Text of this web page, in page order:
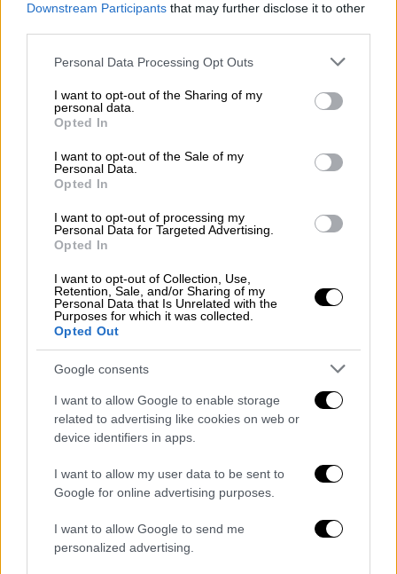
Downstream Participants that may further disclose it to other
Please note that this website/app uses one or more Google
not limited to your visit or usage behaviour. You may click to
grant or deny consent to Google and its third-party tags to
use your data for below specified purposes in below Google
consent section.
Personal Data Processing Opt Outs
I want to opt-out of the Sharing of my
personal data.
Opted In
I want to opt-out of the Sale of my
Personal Data.
Opted In
I want to opt-out of processing my
Personal Data for Targeted Advertising.
Opted In
I want to opt-out of Collection, Use,
Retention, Sale, and/or Sharing of my
Personal Data that Is Unrelated with the
Purposes for which it was collected.
Opted Out
Google consents
I want to allow Google to enable storage
related to advertising like cookies on web or
device identifiers in apps.
I want to allow my user data to be sent to
Google for online advertising purposes.
I want to allow Google to send me
personalized advertising.
Παιδεία|04.01.2026 06:30
Υπουργείο Παιδείας: Υποτροφίες 1.000
ευρώ το μήνα για θεατρικές και
μουσικές σπουδές σε πανεπιστήμιο του
Παρισιού
Τα κριτήρια για τη χορήγηση τους και οι
προθεσμίες για τις αιτήσεις των
ενδιαφερομένων